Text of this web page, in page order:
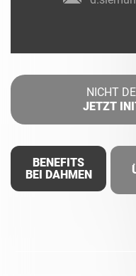
NICHT
JETZT
BENEFITS
BEI DAHMEN